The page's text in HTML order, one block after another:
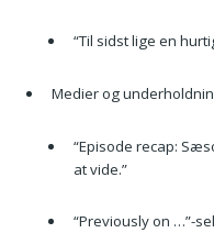
“Til sidst lige en
Medier og
“Episode recap:
at vide.”
“Previously on …”-